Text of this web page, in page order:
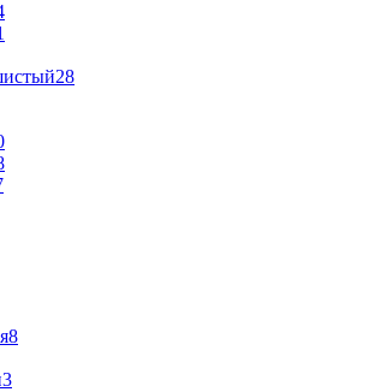
28
8
3